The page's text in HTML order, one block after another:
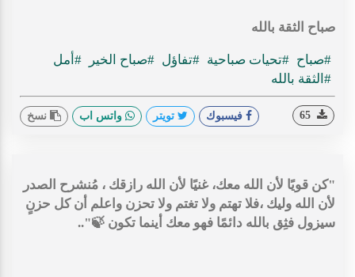
صباح الثقة بالله
#صباح #تحيات صباحية #تفاؤل #صباح الخير
#أمل
#الثقة بالله
فيسبوك تويتر واتس اب نسخ
"كن قويًا لأن الله معك، غنيًا لأن الله رازقك ، مُنشرح الصدر
لأن الله وليك ،فلا تهتم ولا تغتم ولا تحزن واعلم أن كل حزنٍ
سيزول فثِق بالله دائمًا فهو معك أينما تكون 🍃"..